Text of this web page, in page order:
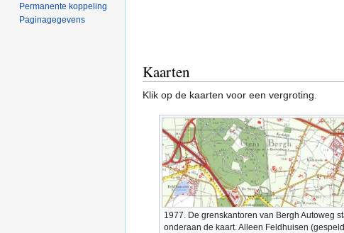
Kaarten
Klik op de kaarten voor een vergroting.
1977. De grenskantoren van Bergh Autoweg
onderaan de kaart. Alleen Feldhuisen
Permanente koppeling
Paginagegevens